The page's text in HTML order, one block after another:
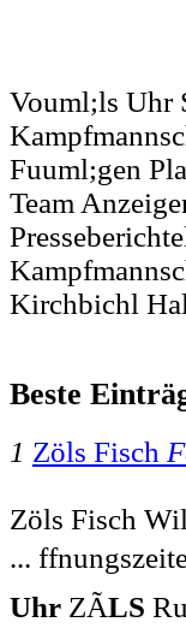
Vouml;ls Uhr
Fuuml;gen
Team
Kirchbichl
Beste
1 Zöls Fisch
Zöls Fisch
...
Uhr ZÃLS